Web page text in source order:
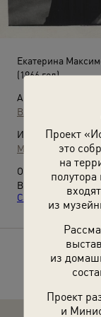
Проект
это
на
из
из
Проект
и
Екатерина
(1966 год)
Автор:
Владислав
Источники:
МАММ / МДФ
О фотографии:
Выставка
Самая юная